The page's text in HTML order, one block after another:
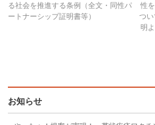
る社会を推進する条例（全文・同性パ
ートナーシップ証明書等）
性
つ
明
お知らせ